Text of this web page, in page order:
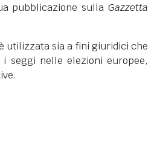
pubblicazione sulla Gazzetta
utilizzata sia a fini giuridici che
seggi nelle elezioni europee,